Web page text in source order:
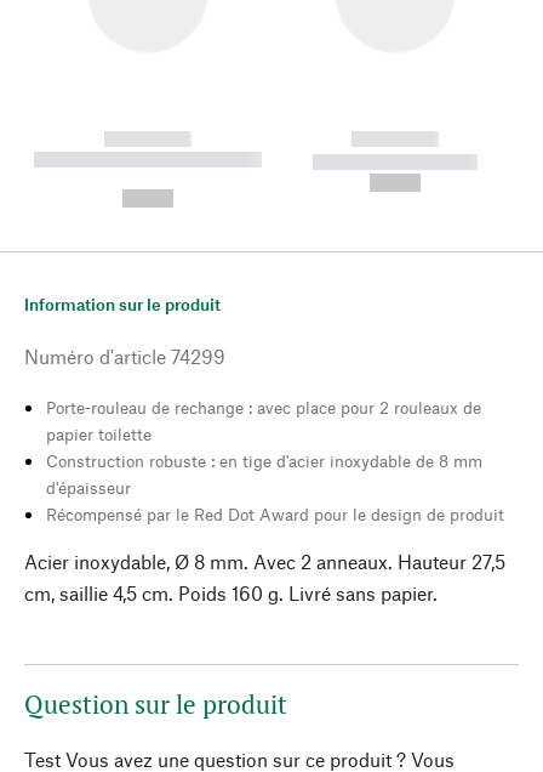
------------
----------- ----------- --------
------------
----------- -----------
Information sur le produit
Numéro d'article 74299
Porte-rouleau de rechange : avec place pour 2 rouleaux de
papier toilette
Construction robuste : en tige d'acier inoxydable de 8 mm
d'épaisseur
Récompensé par le Red Dot Award pour le design de produit
Acier inoxydable, Ø 8 mm. Avec 2 anneaux. Hauteur 27,5
cm, saillie 4,5 cm. Poids 160 g. Livré sans papier.
Question sur le produit
Test Vous avez une question sur ce produit ? Vous